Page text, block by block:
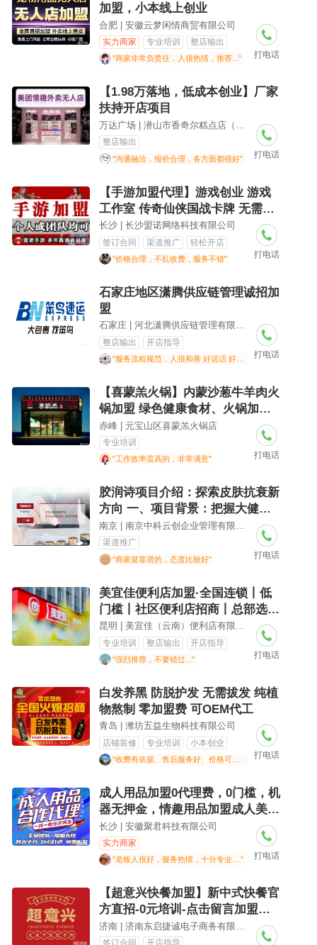
加盟，小本线上创业
合肥 | 安徽云梦闲情商贸有限公司
实力商家 专业培训
整店输出
小本创业
"商家非常负责任，人很热情，推荐..." 打电话
【1.98万落地，低成本创业】厂家
扶持开店项目
整店输出
"沟通融洽，报价合理，各方面都很好" 打电话
【手游加盟代理】游戏创业 游戏
工作室 传奇仙侠国战卡牌 无需经
验运营
长沙 | 长沙盟诺网络科技有限公司
签订合同 渠道推广 轻松开店
"价格合理，不乱收费，服务不错" 打电话
石家庄地区潇腾供应链管理诚招加
盟
石家庄 | 河北潇腾供应链管理有限公司
整店输出 开店指导
"服务流程规范，人很和善 好说话 好沟通" 打电话
【喜蒙羔火锅】内蒙沙葱牛羊肉火
锅加盟 绿色健康食材、火锅加
盟、青稞面、公马豆片、线下教学
员工教学!
赤峰 | 元宝山区喜蒙羔火锅店
专业培训
"工作效率蛮高的，非常满意" 打电话
胶润诗项目介绍：探索皮肤抗衰新
方向 一、项目背景：把握大健康
时代的财富
渠道推广
"商家挺靠谱的，态度比较好" 打电话
美宜佳便利店加盟·全国连锁丨低
门槛丨社区便利店招商丨总部选址
丨免费培训丨装修设计丨供应链配
送丨乡镇加盟
昆明 | 美宜佳（云南）便利店有限公司
专业培训 整店输出 开店指导
"强烈推荐，不要错过..." 打电话
白发养黑 防脱护发 无需拔发 纯植
物熬制 零加盟费 可OEM代工
青岛 | 潍坊五益生物科技有限公司
店铺装修 专业培训 小本创业
"收费有依据、售后服务好、价格可接受" 打电话
成人用品加盟0代理费，0门槛，机
器无押金，情趣用品加盟成人美团
外卖、饿了么、淘宝、拼多多、京
东开店代理加盟成人用品厂家批发
长沙 | 安徽聚君科技有限公司
实力商家
"老板人很好，服务热情，十分专业...." 打电话
【超意兴快餐加盟】新中式快餐官
方直招-0元培训-点击留言加盟费
减免